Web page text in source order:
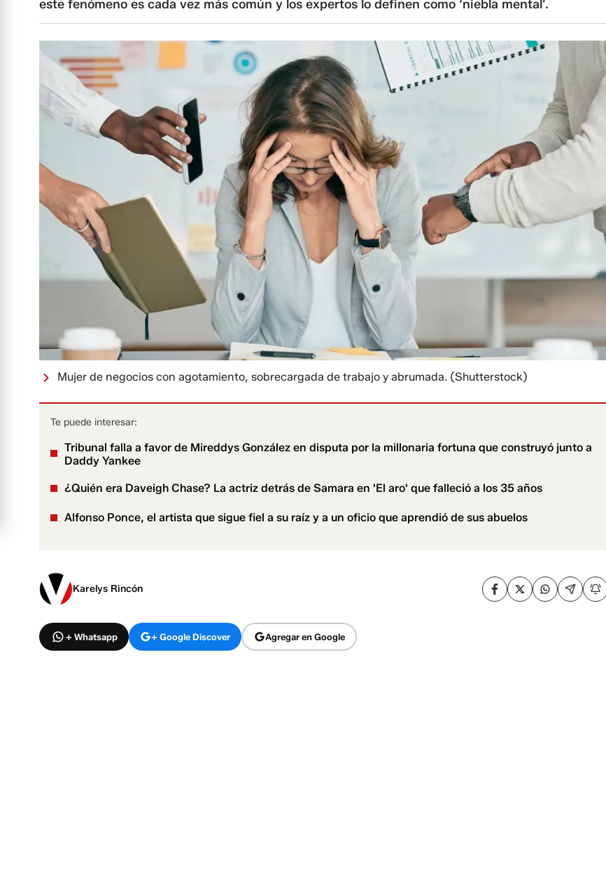
este fenómeno es cada vez más común y los expertos lo definen como ‘niebla mental’.
Mujer de negocios con agotamiento, sobrecargada de trabajo y abrumada. (Shutterstock)
Te puede interesar:
Tribunal falla a favor de Mireddys González en disputa por la millonaria fortuna que construyó junto a
Daddy Yankee
¿Quién era Daveigh Chase? La actriz detrás de Samara en 'El aro' que falleció a los 35 años
Alfonso Ponce, el artista que sigue fiel a su raíz y a un oficio que aprendió de sus abuelos
Karelys Rincón
+ Whatsapp + Google Discover Agregar en Google